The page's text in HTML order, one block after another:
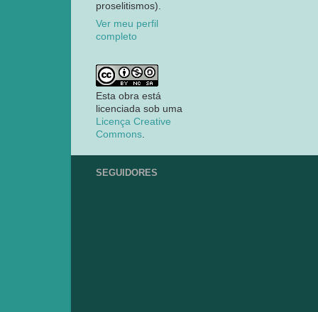
proselitismos).
Ver meu perfil
completo
Esta obra está
licenciada sob uma
Licença Creative
Commons.
SEGUIDORES